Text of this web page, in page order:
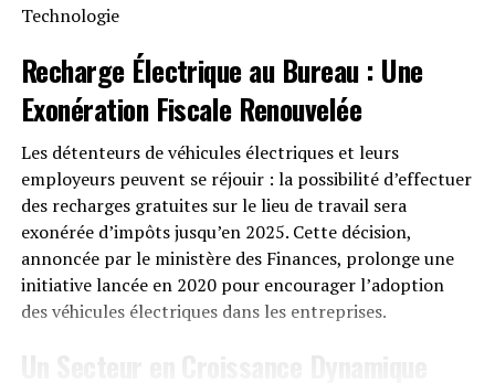
tant qu’ils sont encore jeunes ? Cet ETF ether est-il
strictement destiné aux institutions tandis que les
investisseurs particuliers continueront à conserver leur
ether sur Coinbase ou Robinhood ?
Et qui sera le leader du côté des émetteurs ? BlackRock
dominera-t-il également les flux de capitaux avec l’ETF
ether ?
Probablement, et que cela soit bon ou mauvais, seul le
temps nous le dira à partir de mardi.
Remarque : Les opinions exprimées dans cette
Technologie
Recharge Électriqueau Bureau : Une
Exonération FiscaleRenouvelée
Les détenteurs de véhicules électriques et leurs
employeurs peuvent se réjouir : la possibilité d’effectuer
des recharges gratuites sur le lieu de travail sera
exonérée d’impôts jusqu’en 2025. Cette décision,
annoncée par le ministère des Finances, prolonge une
initiative lancée en 2020 pour encourager l’adoption
des véhicules électriques dans les entreprises.